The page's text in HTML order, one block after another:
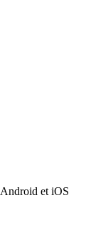
Android et iOS